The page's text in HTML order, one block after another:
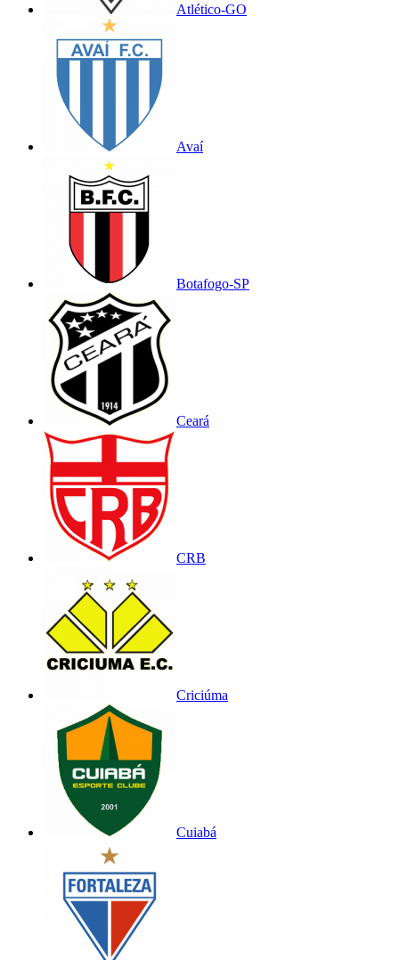
Atlético-GO
Avaí
Botafogo-SP
Ceará
CRB
Criciúma
Cuiabá